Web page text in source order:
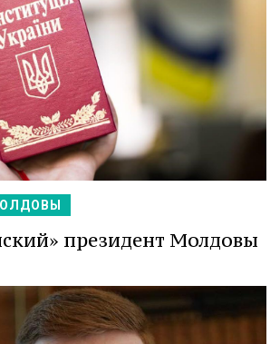
президент Молдовы